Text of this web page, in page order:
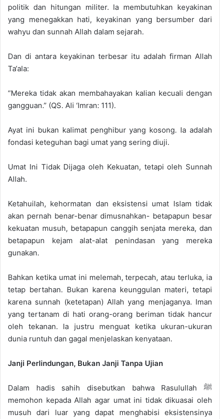
politik dan hitungan militer. Ia membutuhkan keyakinan
yang menegakkan hati, keyakinan yang bersumber dari
wahyu dan sunnah Allah dalam sejarah.
Dan di antara keyakinan terbesar itu adalah firman Allah
Ta‘ala:
“Mereka tidak akan membahayakan kalian kecuali dengan
gangguan.” (QS. Ali ‘Imran: 111).
Ayat ini bukan kalimat penghibur yang kosong. Ia adalah
fondasi keteguhan bagi umat yang sering diuji.
Umat Ini Tidak Dijaga oleh Kekuatan, tetapi oleh Sunnah
Allah.
Ketahuilah, kehormatan dan eksistensi umat Islam tidak
akan pernah benar-benar dimusnahkan- betapapun besar
kekuatan musuh, betapapun canggih senjata mereka, dan
betapapun kejam alat-alat penindasan yang mereka
gunakan.
Bahkan ketika umat ini melemah, terpecah, atau terluka, ia
tetap bertahan. Bukan karena keunggulan materi, tetapi
karena sunnah (ketetapan) Allah yang menjaganya. Iman
yang tertanam di hati orang-orang beriman tidak hancur
oleh tekanan. Ia justru menguat ketika ukuran-ukuran
dunia runtuh dan gagal menjelaskan kenyataan.
Janji Perlindungan, Bukan Janji Tanpa Ujian
Dalam hadis sahih disebutkan bahwa Rasulullah ﷺ
memohon kepada Allah agar umat ini tidak dikuasai oleh
musuh dari luar yang dapat menghabisi eksistensinya